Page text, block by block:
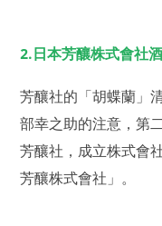
2.日本芳釀株式會社
芳釀社的「胡蝶蘭」
部幸之助的注意，第
芳釀社，成立株式會
芳釀株式會社」。